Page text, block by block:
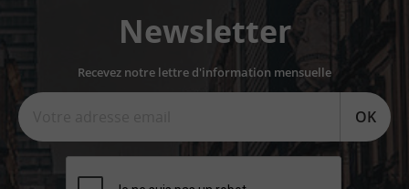
Newsletter
Recevez notre lettre d'information mensuelle
OK